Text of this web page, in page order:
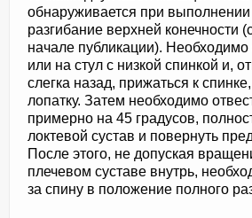
обнаруживается при выполнении
разгибание верхней конечности
начале публикации). Необходимо
или на стул с низкой спинкой и,
слегка назад, прижаться к
лопатку. Затем необходимо
примерно на 45 градусов,
локтевой сустав и повернуть
После этого, не допуская
плечевом суставе внутрь,
за спину в положение полного